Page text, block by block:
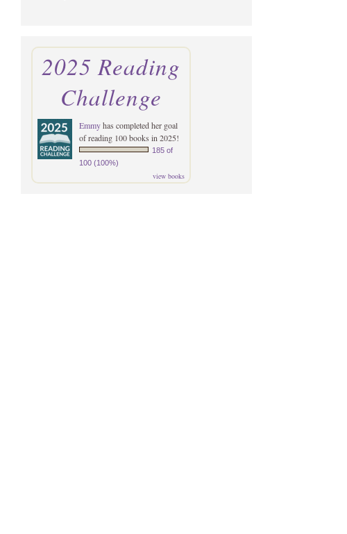
2025 Reading
Challenge
Emmyhas completed her goal
of reading 100 books in 2025!
185 of
100 (100%)
view books